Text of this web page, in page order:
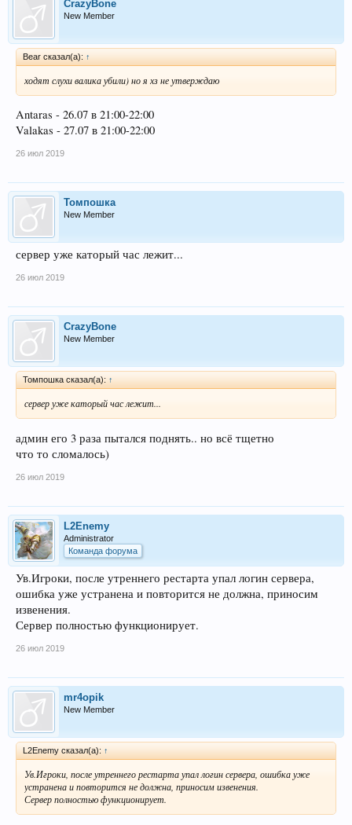
CrazyBone
New Member
Bear сказал(а): ↑
ходят слухи валика убили) но я хз не утверждаю
Antaras - 26.07 в 21:00-22:00
Valakas - 27.07 в 21:00-22:00
26 июл 2019
Томпошка
New Member
сервер уже каторый час лежит...
26 июл 2019
CrazyBone
New Member
Томпошка сказал(а): ↑
сервер уже каторый час лежит...
админ его 3 раза пытался поднять.. но всё тщетно
что то сломалось)
26 июл 2019
L2Enemy
Administrator
Команда форума
Ув.Игроки, после утреннего рестарта упал логин сервера,
ошибка уже устранена и повторится не должна, приносим
извенения.
Сервер полностью функционирует.
26 июл 2019
mr4opik
New Member
L2Enemy сказал(а): ↑
Ув.Игроки, после утреннего рестарта упал логин сервера, ошибка уже
устранена и повторится не должна, приносим извенения.
Сервер полностью функционирует.